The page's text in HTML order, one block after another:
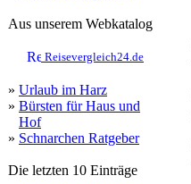
Aus unserem Webkatalog
Reisevergleich24.de
» Urlaub im Harz
» Bürsten für Haus und
Hof
» Schnarchen Ratgeber
Die letzten 10 Einträge